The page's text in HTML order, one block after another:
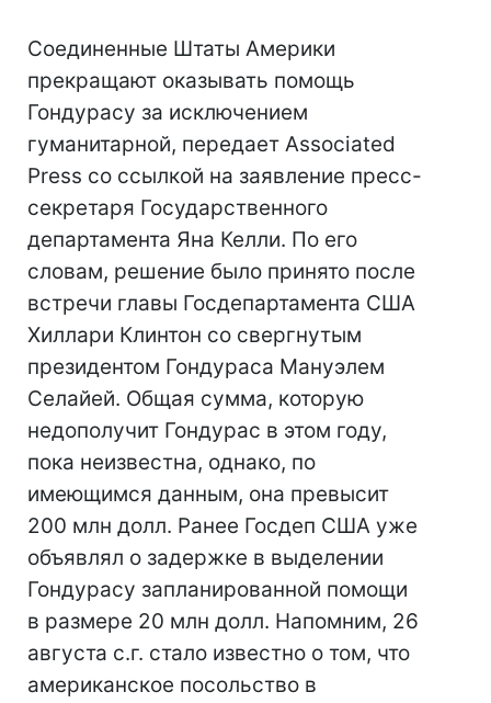
Соединенные Штаты Америки
прекращают оказывать помощь
Гондурасу за исключением
гуманитарной, передает Associated
Press со ссылкой на заявление пресс-
секретаря Государственного
департамента Яна Келли. По его
словам, решение было принято после
встречи главы Госдепартамента США
Хиллари Клинтон со свергнутым
президентом Гондураса Мануэлем
Селайей. Общая сумма, которую
недополучит Гондурас в этом году,
пока неизвестна, однако, по
имеющимся данным, она превысит
200 млн долл. Ранее Госдеп США уже
объявлял о задержке в выделении
Гондурасу запланированной помощи
в размере 20 млн долл. Напомним, 26
августа с.г. стало известно о том, что
американское посольство в